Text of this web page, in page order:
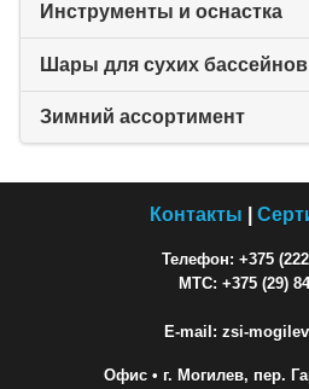
Инструменты и оснастка
Шары для сухих бассейнов
Зимний ассортимент
Контакты
Телефон: +375
МТС: +375 (29)
E-mail: zsi-
Офис• г. Могилев, пер.